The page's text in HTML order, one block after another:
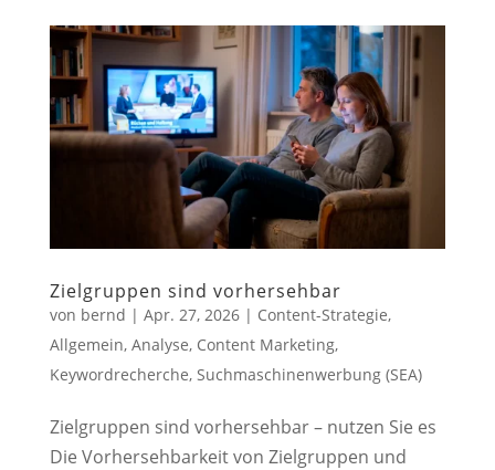
Zielgruppen sind vorhersehbar
von bernd | Apr. 27, 2026| Content-Strategie,
Allgemein, Analyse, Content Marketing,
Keywordrecherche, Suchmaschinenwerbung (SEA)
Zielgruppen sind vorhersehbar – nutzen Sie es
Die Vorhersehbarkeit von Zielgruppen und